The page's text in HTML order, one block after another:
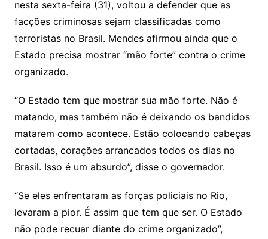
n
k
p
p
m
n
Cl
a
s
o
m
a
g
e
k.
c
o
m
e o
M
ai
d
s
nesta sexta-feira (31), voltou a defender que as
facções criminosas sejam classificadas como
terroristas no Brasil. Mendes afirmou ainda que o
Estado precisa mostrar “mão forte” contra o crime
organizado.
“O Estado tem que mostrar sua mão forte. Não é
matando, mas também não é deixando os bandidos
matarem como acontece. Estão colocando cabeças
cortadas, corações arrancados todos os dias no
Brasil. Isso é um absurdo”, disse o governador.
“Se eles enfrentaram as forças policiais no Rio,
levaram a pior. É assim que tem que ser. O Estado
não pode recuar diante do crime organizado”,